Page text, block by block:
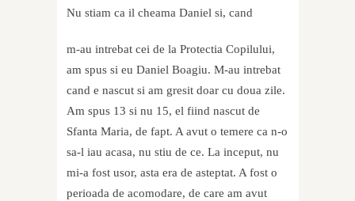
Nu stiam ca il cheama Daniel si, cand
m-au intrebat cei de la Protectia Copilului,
am spus si eu Daniel Boagiu. M-au intrebat
cand e nascut si am gresit doar cu doua zile.
Am spus 13 si nu 15, el fiind nascut de
Sfanta Maria, de fapt. A avut o temere ca n-o
sa-l iau acasa, nu stiu de ce. La inceput, nu
mi-a fost usor, asta era de asteptat. A fost o
perioada de acomodare, de care am avut